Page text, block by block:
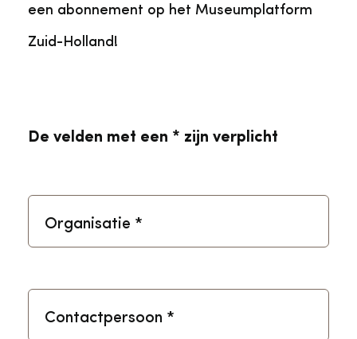
een abonnement op het Museumplatform
Zuid-Holland!
De velden met een * zijn verplicht
Organisatie *
Contactpersoon *